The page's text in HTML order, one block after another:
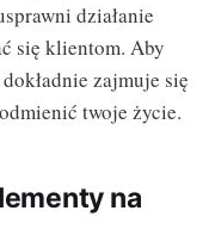
działanie
się klientom. Aby
zajmuje się
twoje życie.
na